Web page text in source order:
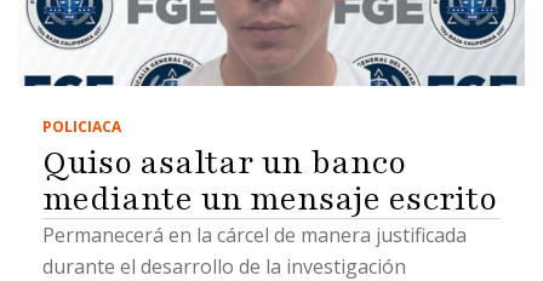
POLICIACA
Quiso asaltar un banco
mediante un mensaje escrito
Permanecerá en la cárcel de manera justificada
durante el desarrollo de la investigación